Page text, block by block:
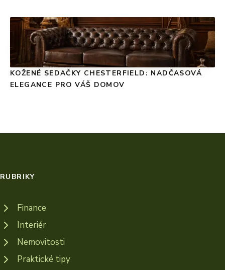
KOŽENÉ SEDAČKY CHESTERFIELD: NADČASOVÁ
ELEGANCE PRO VÁŠ DOMOV
RUBRIKY
Finance
Interiér
Nemovitosti
Praktické tipy